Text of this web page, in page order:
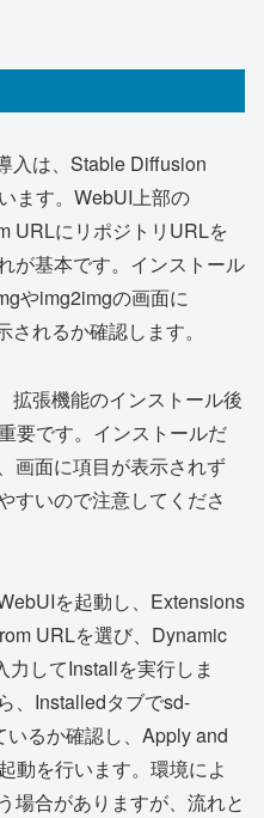
入は、Stable Diffusion
ます。WebUI上部の
URLにリポジトリURLを
が基本です。インストール
やimg2imgの画面に
れるか確認します。
拡張機能のインストール後
要です。インストールだ
画面に項目が表示されず
すいので注意してくださ
を起動し、Extensions
URLを選び、Dynamic
してInstallを実行しま
、Installedタブでsd-
るか確認し、Apply and
動を行います。環境によ
場合がありますが、流れと